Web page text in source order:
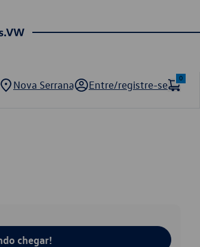
Nova Serrana Entre/registre-se
0
chegar!